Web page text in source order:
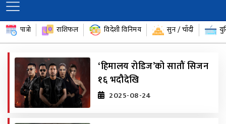
पात्रो राशिफल विदेशी विनिमय सुन / चाँदी
‘हिमालय रोडिज’को सातौं सिजन
१६ भदौदेखि
2025-08-24